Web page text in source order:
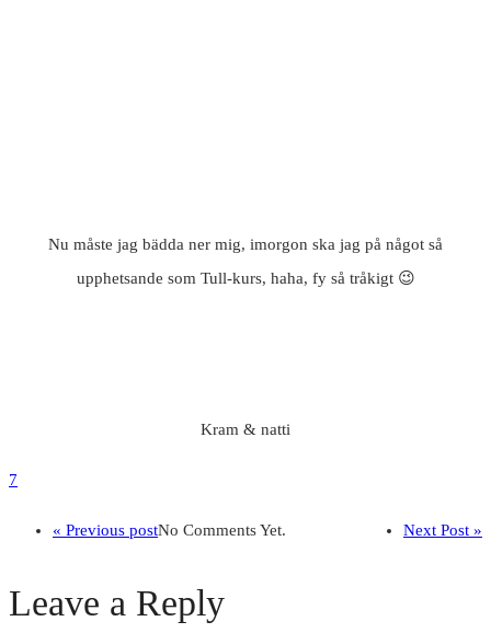
Nu måste jag bädda ner mig, imorgon ska jag på något så
upphetsande som Tull-kurs, haha, fy så tråkigt 😉
Kram & natti
7
« Previous post Next Post »
No Comments Yet.
Leave a Reply